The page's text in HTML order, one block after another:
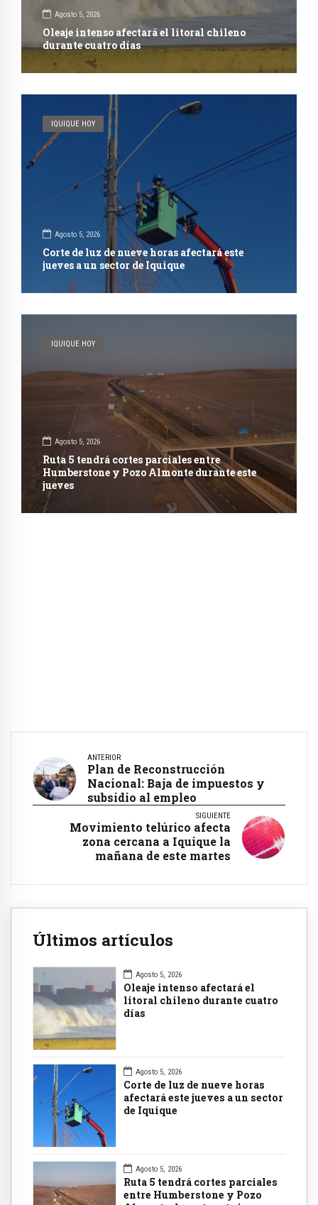
Agosto 5, 2026
Oleaje intenso afectará el litoral chileno
durante cuatro días
IQUIQUE HOY
Agosto 5, 2026
Corte de luz de nueve horas afectará este
jueves a un sector de Iquique
IQUIQUE HOY
Agosto 5, 2026
Ruta 5 tendrá cortes parciales entre
Humberstone y Pozo Almonte durante este
jueves
ANTERIOR
Plan de Reconstrucción
Nacional: Baja de impuestos y
subsidio al empleo
SIGUIENTE
Movimiento telúrico afecta
zona cercana a Iquique la
mañana de este martes
Últimos artículos
Agosto 5, 2026
Oleaje intenso afectará el
litoral chileno durante cuatro
días
Agosto 5, 2026
Corte de luz de nueve horas
afectará este jueves a un sector
de Iquique
Agosto 5, 2026
Ruta 5 tendrá cortes parciales
entre Humberstone y Pozo